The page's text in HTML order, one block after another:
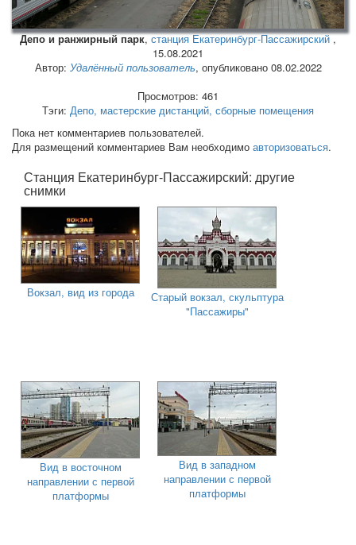
Депо и ранжирный парк,станция Екатеринбург-Пассажирский ,
15.08.2021
Автор: Удалённый пользователь, опубликовано 08.02.2022
Просмотров: 461
Тэги: Депо, мастерские дистанций, сборные помещения
Пока нет комментариев пользователей.
Для размещений комментариев Вам необходимо авторизоваться.
Станция Екатеринбург-Пассажирский: другие
снимки
Вокзал, вид из города
Старый вокзал, скульптура
"Пассажиры"
Вид в восточном
направлении с первой
платформы
Вид в западном
направлении с первой
платформы